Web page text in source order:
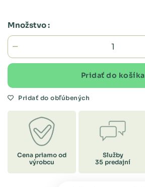
Množstvo :
Pridať do košíka
Pridať do obľúbených
Cena priamo od
výrobcu
Služby
35 predajní